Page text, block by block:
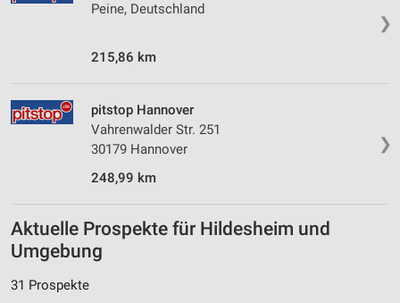
❯
Peine, Deutschland
215,86 km
❯
pitstop Hannover
Vahrenwalder Str. 251
30179 Hannover
248,99 km
Aktuelle Prospekte für Hildesheim und
Umgebung
31 Prospekte